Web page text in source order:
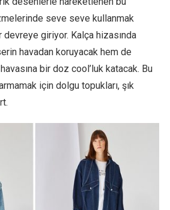
seve seve kullanmak
giriyor. Kalça hizasında
havadan koruyacak hem de
bir doz cool’luk katacak. Bu
için dolgu topukları, şık